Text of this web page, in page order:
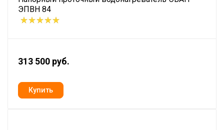
ЭПВН 84
313 500 руб.